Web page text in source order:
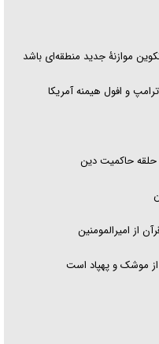
موازنۀ جدید منطقه‌ای باشد
و افول هیمنه آمریکا
حلقه حاکمیت دین
از امیرالمومنین
موشک و پهپاد است